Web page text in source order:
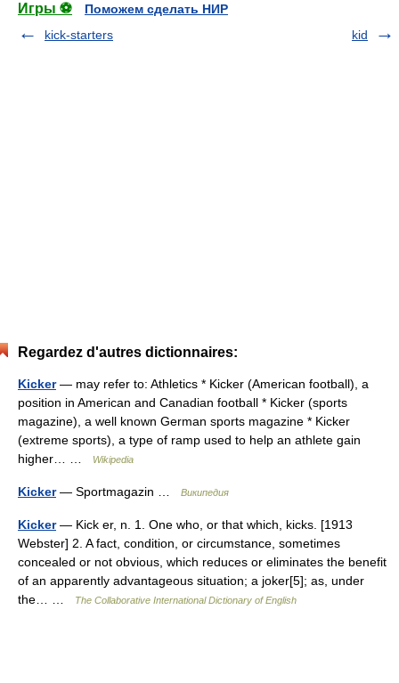
Игры ⚽
Поможем сделать НИР
kick-starters
kid
Regardez d'autres dictionnaires:
Kicker— may refer to: Athletics * Kicker (American football), a
position in American and Canadian football * Kicker (sports
magazine), a well known German sports magazine * Kicker
(extreme sports), a type of ramp used to help an athlete gain
higher… …
Wikipedia
Kicker— Sportmagazin … Википедия
Kicker— Kick er, n. 1. One who, or that which, kicks. [1913
Webster] 2. A fact, condition, or circumstance, sometimes
concealed or not obvious, which reduces or eliminates the benefit
of an apparently advantageous situation; a joker[5]; as, under
the… …
The Collaborative International Dictionary of English